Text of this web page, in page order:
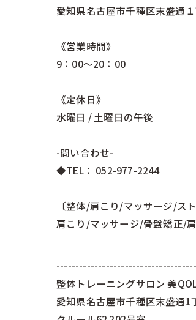
愛知県名古屋市千種区末盛通
《営業時間》
9：00～20：00
《定休日》
水曜日 / 土曜日の午後
-問い合わせ-
◆TEL： 052-977-2244
〔整体/肩こり/マッサージ/
肩こり/マッサージ/骨盤矯正/
整体トレーニングサロン 美
愛知県名古屋市千種区末盛通1